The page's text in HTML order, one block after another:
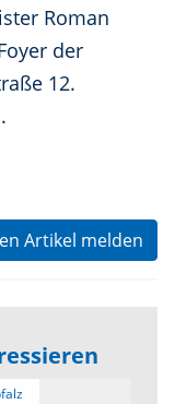
Roman
der
12.
Artikel melden